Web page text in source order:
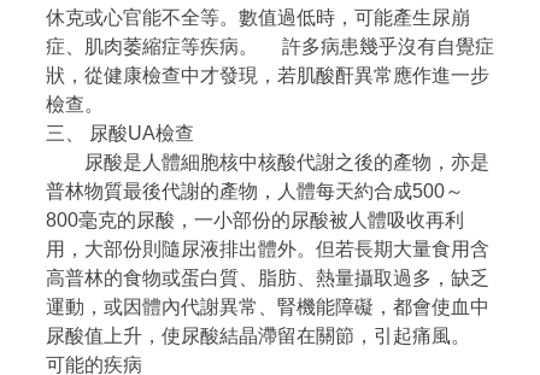
休克或心官能不全等。數值過低時，可能產生尿崩
症、肌肉萎縮症等疾病。 許多病患幾乎沒有自覺症
狀，從健康檢查中才發現，若肌酸酐異常應作進一步
檢查。
三、 尿酸UA檢查
尿酸是人體細胞核中核酸代謝之後的產物，亦是
普林物質最後代謝的產物，人體每天約合成500～
800毫克的尿酸，一小部份的尿酸被人體吸收再利
用，大部份則隨尿液排出體外。但若長期大量食用含
高普林的食物或蛋白質、脂肪、熱量攝取過多，缺乏
運動，或因體內代謝異常、腎機能障礙，都會使血中
尿酸值上升，使尿酸結晶滯留在關節，引起痛風。
可能的疾病